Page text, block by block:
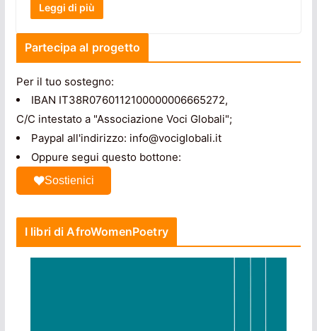
Leggi di più
Partecipa al progetto
Per il tuo sostegno:
IBAN IT38R0760112100000006665272,
C/C intestato a "Associazione Voci Globali";
Paypal all'indirizzo: info@vociglobali.it
Oppure segui questo bottone:
Sostienici
I libri di AfroWomenPoetry